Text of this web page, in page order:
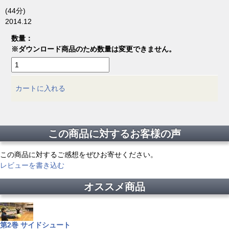
(44分)
2014.12
数量：
※ダウンロード商品のため数量は変更できません。
カートに入れる
この商品に対するお客様の声
この商品に対するご感想をぜひお寄せください。
レビューを書き込む
オススメ商品
第2巻 サイドシュート